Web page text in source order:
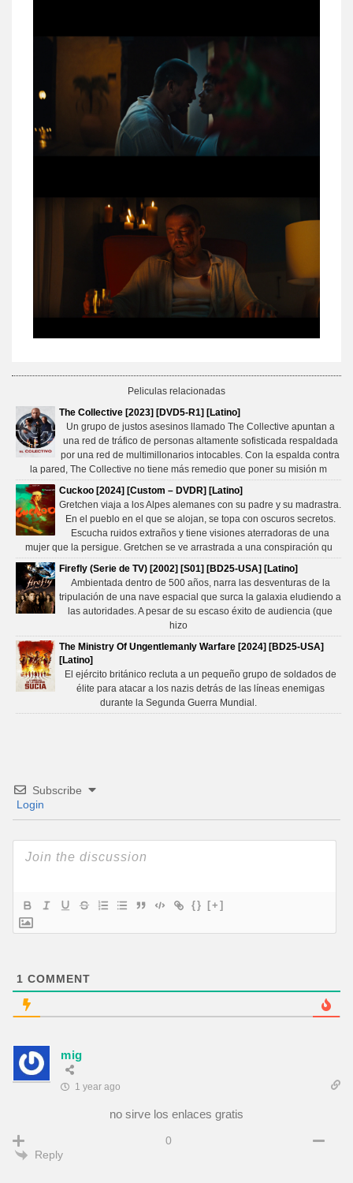
Peliculas relacionadas
The Collective [2023] [DVD5-R1] [Latino]
Un grupo de justos asesinos llamado The Collective apuntan a
una red de tráfico de personas altamente sofisticada respaldada
por una red de multimillonarios intocables. Con la espalda contra
la pared, The Collective no tiene más remedio que poner su misión m
Cuckoo [2024] [Custom – DVDR] [Latino]
Gretchen viaja a los Alpes alemanes con su padre y su madrastra.
En el pueblo en el que se alojan, se topa con oscuros secretos.
Escucha ruidos extraños y tiene visiones aterradoras de una
mujer que la persigue. Gretchen se ve arrastrada a una conspiración qu
Firefly (Serie de TV) [2002] [S01] [BD25-USA] [Latino]
Ambientada dentro de 500 años, narra las desventuras de la
tripulación de una nave espacial que surca la galaxia eludiendo a
las autoridades. A pesar de su escaso éxito de audiencia (que
hizo
The Ministry Of Ungentlemanly Warfare [2024] [BD25-USA]
[Latino]
El ejército británico recluta a un pequeño grupo de soldados de
élite para atacar a los nazis detrás de las líneas enemigas
durante la Segunda Guerra Mundial.
Subscribe
Login
{} [+]
1 COMMENT
mig
1 year ago
no sirve los enlaces gratis
0
Reply